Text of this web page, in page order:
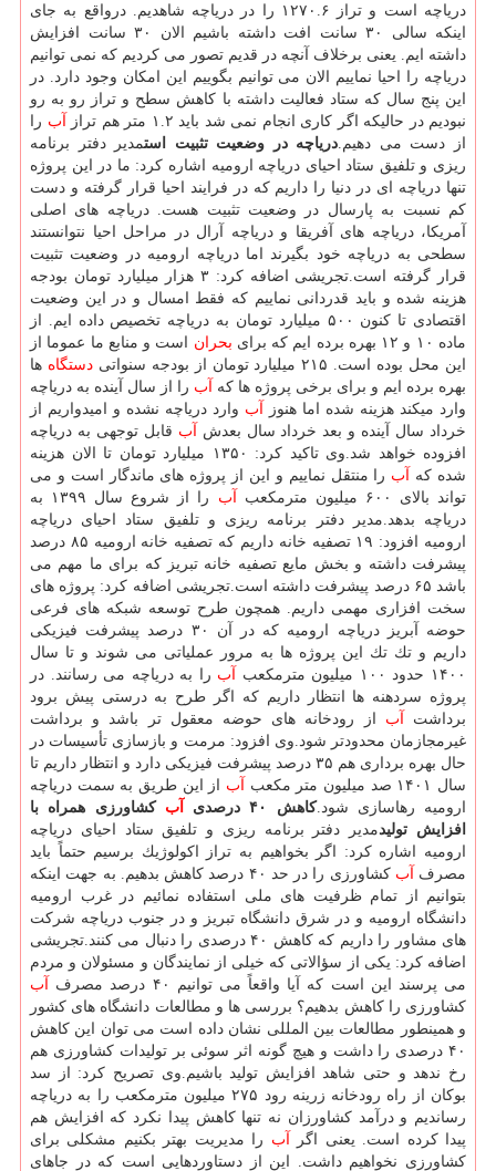
دریاچه است و تراز ۱۲۷۰.۶ را در دریاچه شاهدیم. درواقع به جای
اینكه سالی ۳۰ سانت افت داشته باشیم الان ۳۰ سانت افزایش
داشته ایم. یعنی برخلاف آنچه در قدیم تصور می كردیم كه نمی توانیم
دریاچه را احیا نماییم الان می توانیم بگوییم این امكان وجود دارد. در
این پنج سال كه ستاد فعالیت داشته با كاهش سطح و تراز رو به رو
نبودیم در حالیكه اگر كاری انجام نمی شد باید ۱.۲ متر هم تراز
آب را
از دست می دهیم. دریاچه در وضعیت تثبیت استمدیر دفتر برنامه
ریزی و تلفیق ستاد احیای دریاچه ارومیه اشاره كرد: ما در این پروژه
تنها دریاچه ای در دنیا را داریم كه در فرایند احیا قرار گرفته و دست
كم نسبت به پارسال در وضعیت تثبیت هست. دریاچه های اصلی
آمریكا، دریاچه های آفریقا و دریاچه آرال در مراحل احیا نتوانستند
سطحی به دریاچه خود بگیرند اما دریاچه ارومیه در وضعیت تثبیت
قرار گرفته است.تجریشی اضافه كرد: ۳ هزار میلیارد تومان بودجه
هزینه شده و باید قدردانی نماییم كه فقط امسال و در این وضعیت
اقتصادی تا كنون ۵۰۰ میلیارد تومان به دریاچه تخصیص داده ایم. از
ماده ۱۰ و ۱۲ بهره برده ایم كه برای
بحران است و منابع ما عموما از
این محل بوده است. ۲۱۵ میلیارد تومان از بودجه سنواتی
دستگاه ها
بهره برده ایم و برای برخی پروژه ها كه آب را از سال آینده به دریاچه
وارد میكند هزینه شده اما هنوز آب وارد دریاچه نشده و امیدواریم از
خرداد سال آینده و بعد خرداد سال بعدش آب قابل توجهی به دریاچه
افزوده خواهد شد.وی تاكید كرد: ۱۳۵۰ میلیارد تومان تا الان هزینه
شده كه آب را منتقل نماییم و این از پروژه های ماندگار است و می
تواند بالای ۶۰۰ میلیون مترمكعب
آب
را از شروع سال ۱۳۹۹ به
دریاچه بدهد.مدیر دفتر برنامه ریزی و تلفیق ستاد احیای دریاچه
ارومیه افزود: ۱۹ تصفیه خانه داریم كه تصفیه خانه ارومیه ۸۵ درصد
پیشرفت داشته و بخش مایع تصفیه خانه تبریز كه برای ما مهم می
باشد ۶۵ درصد پیشرفت داشته است.تجریشی اضافه كرد: پروژه های
سخت افزاری مهمی داریم. همچون طرح توسعه شبكه های فرعی
حوضه آبریز دریاچه ارومیه كه در آن ۳۰ درصد پیشرفت فیزیكی
داریم و تك تك این پروژه ها به مرور عملیاتی می شوند و تا سال
۱۴۰۰ حدود ۱۰۰ میلیون مترمكعب
آب را به دریاچه می رسانند. در
پروژه سردهنه ها انتظار داریم كه اگر طرح به درستی پیش برود
برداشت آب از رودخانه های حوضه معقول تر باشد و برداشت
غیرمجازمان محدودتر شود.وی افزود: مرمت و بازسازی تأسیسات در
حال بهره برداری هم ۳۵ درصد پیشرفت فیزیكی دارد و انتظار داریم تا
سال ۱۴۰۱ صد میلیون متر مكعب
آب از این طریق به سمت دریاچه
ارومیه رهاسازی شود.كاهش ۴۰ درصدی آب كشاورزی همراه با
افزایش تولیدمدیر دفتر برنامه ریزی و تلفیق ستاد احیای دریاچه
ارومیه اشاره كرد: اگر بخواهیم به تراز اكولوژیك برسیم حتماً باید
مصرف آب
كشاورزی را در حد ۴۰ درصد كاهش بدهیم. به جهت اینكه
بتوانیم از تمام ظرفیت های ملی استفاده نمائیم در غرب ارومیه
دانشگاه ارومیه و در شرق دانشگاه تبریز و در جنوب دریاچه شركت
های مشاور را داریم كه كاهش ۴۰ درصدی را دنبال می كنند.تجریشی
اضافه كرد: یكی از سؤالاتی كه خیلی از نمایندگان و مسئولان و مردم
می پرسند این است كه آیا واقعاً می توانیم ۴۰ درصد مصرف
آب
كشاورزی را كاهش بدهیم؟ بررسی ها و مطالعات دانشگاه های كشور
و همینطور مطالعات بین المللی نشان داده است می توان این كاهش
۴۰ درصدی را داشت و هیچ گونه اثر سوئی بر تولیدات كشاورزی هم
رخ ندهد و حتی شاهد افزایش تولید باشیم.وی تصریح كرد: از سد
بوكان از راه رودخانه زرینه رود ۲۷۵ میلیون مترمكعب را به دریاچه
رساندیم و درآمد كشاورزان نه تنها كاهش پیدا نكرد كه افزایش هم
پیدا كرده است. یعنی اگر آب را مدیریت بهتر بكنیم مشكلی برای
كشاورزی نخواهیم داشت. این از دستاوردهایی است كه در جاهای